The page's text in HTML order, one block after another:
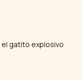
gatito explosivo